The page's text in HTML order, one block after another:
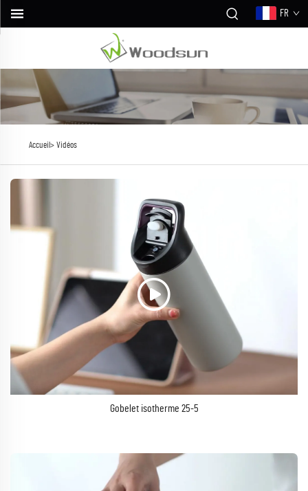
FR
Accueil> Vidéos
Gobelet isotherme 25-5